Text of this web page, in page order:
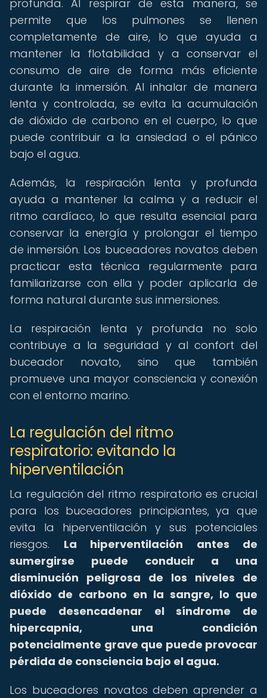
profunda. Al respirar de esta manera, se
permite que los pulmones se llenen
completamente de aire, lo que ayuda a
mantener la flotabilidad y a conservar el
consumo de aire de forma más eficiente
durante la inmersión. Al inhalar de manera
lenta y controlada, se evita la acumulación
de dióxido de carbono en el cuerpo, lo que
puede contribuir a la ansiedad o el pánico
bajo el agua.
Además, la respiración lenta y profunda
ayuda a mantener la calma y a reducir el
ritmo cardíaco, lo que resulta esencial para
conservar la energía y prolongar el tiempo
de inmersión. Los buceadores novatos deben
practicar esta técnica regularmente para
familiarizarse con ella y poder aplicarla de
forma natural durante sus inmersiones.
La respiración lenta y profunda no solo
contribuye a la seguridad y al confort del
buceador novato, sino que también
promueve una mayor consciencia y conexión
con el entorno marino.
La regulación del ritmo
respiratorio: evitando la
hiperventilación
La regulación del ritmo respiratorio es crucial
para los buceadores principiantes, ya que
evita la hiperventilación y sus potenciales
riesgos. La hiperventilación antes de
sumergirse puede conducir a una
disminución peligrosa de los niveles de
dióxido de carbono en la sangre, lo que
puede desencadenar el síndrome de
hipercapnia, una condición
potencialmente grave que puede provocar
pérdida de consciencia bajo el agua.
Los buceadores novatos deben aprender a